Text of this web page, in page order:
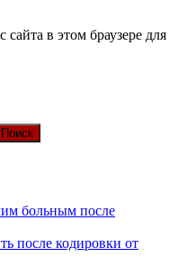
в этом браузере для
Поиск
больным после
после кодировки от